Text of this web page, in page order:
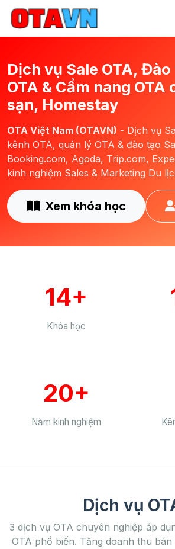
Dịch vụ Sale OTA,
OTA & Cẩm nang OTA
sạn, Homestay
OTA Việt Nam (OTAVN) - Dịch vụ
kênh OTA, quản lý OTA & đào tạo
Booking.com, Agoda, Trip.com,
kinh nghiệm Sales & Marketing Du
Xem khóa học
14+
Khóa học
20+
Năm kinh nghiệm
Dịch vụ
3 dịch vụ OTA chuyên nghiệp áp
OTA phổ biến. Tăng doanh thu